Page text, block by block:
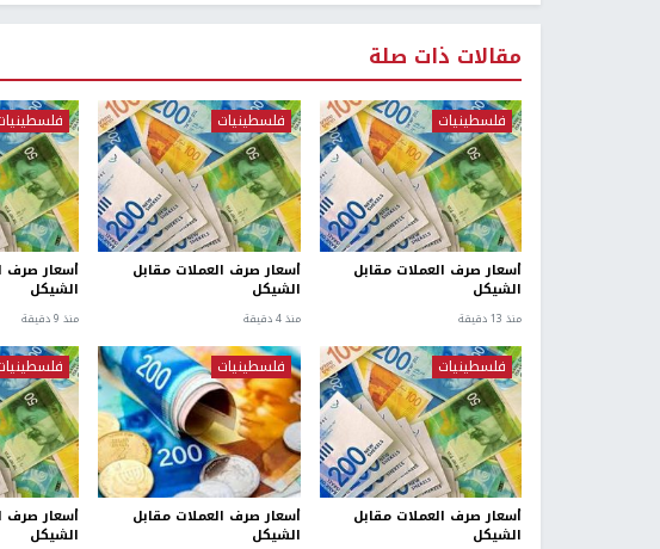
مقالات ذات صلة
فلسطينيات
أسعار صرف العملات مقابل
الشيكل
منذ 13 دقيقة
فلسطينيات
أسعار صرف العملات مقابل
الشيكل
منذ 4 دقيقة
أسعار صرف
الشيكل
منذ 9 دقيقة
فلسطينيات
أسعار صرف العملات مقابل
الشيكل
فلسطينيات
أسعار صرف العملات مقابل
الشيكل
أسعار صرف
الشيكل